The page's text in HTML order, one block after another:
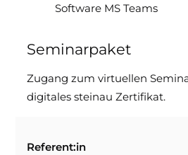
Software MS Teams
Seminarpaket
Zugang zum virtuellen
digitales steinau Zertifikat.
Referent:in